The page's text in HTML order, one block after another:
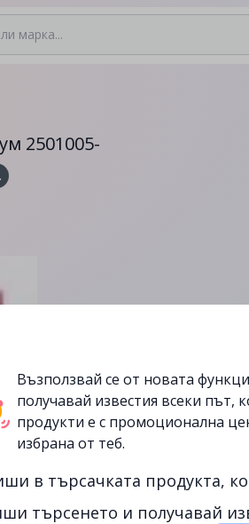
2501005-
Възползвай се от новата
получавай известия всеки път,
продукти е с промоционална
избрана от теб.
в търсачката продукта,
търсенето и получавай